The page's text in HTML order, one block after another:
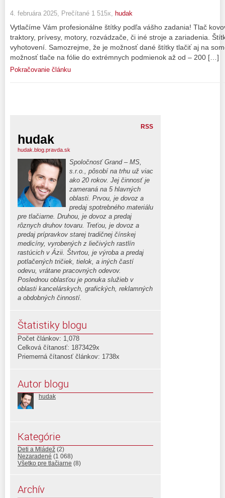
4. februára 2025, Prečítané 1 515x, hudak
Vytlačíme Vám profesionálne štítky podľa vášho zadania! Tlač
traktory, prívesy, motory, rozvádzače, či iné stroje a zariadenia.
vyhotovení. Samozrejme, že je možnosť dané štítky tlačiť aj na
možnosť tlače na fólie do extrémnych podmienok až od – 200 […]
Pokračovanie článku
RSS
hudak
hudak.blog.pravda.sk
Spoločnosť Grand – MS,
s.r.o., pôsobí na trhu už viac
ako 20 rokov. Jej činnosť je
zameraná na 5 hlavných
oblasti. Prvou, je dovoz a
predaj spotrebného materiálu
pre tlačiarne. Druhou, je dovoz a predaj
rôznych druhov tovaru. Treťou, je dovoz a
predaj prípravkov starej tradičnej čínskej
medicíny, vyrobených z liečivých rastlín
rastúcich v Ázii. Štvrtou, je výroba a predaj
potlačených tričiek, tielok, a iných častí
odevu, vrátane pracovných odevov.
Poslednou oblasťou je ponuka služieb v
oblasti kancelárskych, grafických, reklamných
a obdobných činností.
Štatistiky blogu
Počet článkov: 1,078
Celková čítanosť: 1873429x
Priemerná čítanosť článkov: 1738x
Autor blogu
hudak
Kategórie
Deti a Mládež (2)
Nezaradené (1 068)
Všetko pre tlačiarne (8)
Archív